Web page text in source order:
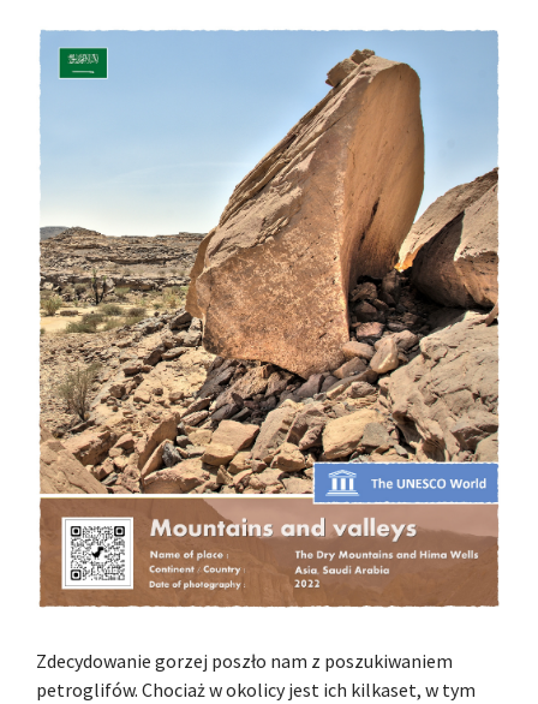
Zdecydowanie gorzej poszło nam z poszukiwaniem
petroglifów. Chociaż w okolicy jest ich kilkaset, w tym